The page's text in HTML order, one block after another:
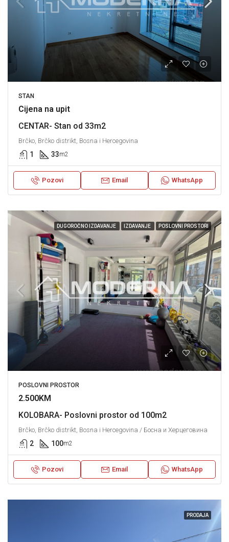
STAN
Cijena na upit
CENTAR- Stan od 33m2
Brčko, Brčko distrikt, Bosna i Hercegovina
1 33m2
Pozovi Email WhatsApp
DUGOROČNO IZDAVANJE IZDAVANJE POSLOVNI PROSTORI
POSLOVNI PROSTOR
2.500KM
KOLOBARA- Poslovni prostor od 100m2
Brčko, Brčko distrikt, Bosna i Hercegovina / Босна и Херцеговина
2 100m2
Pozovi Email WhatsApp
PRODAJA